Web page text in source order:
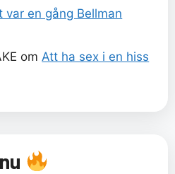
var en gång Bellman
om Att ha sex i en hiss